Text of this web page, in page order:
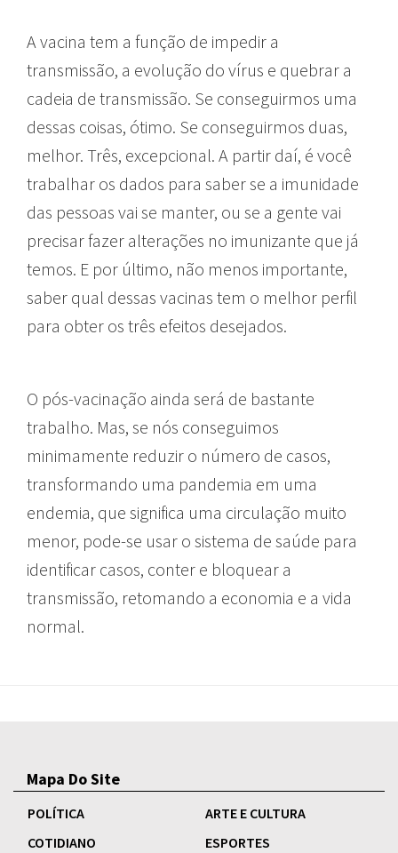
A vacina tem a função de impedir a
transmissão, a evolução do vírus e quebrar a
cadeia de transmissão. Se conseguirmos uma
dessas coisas, ótimo. Se conseguirmos duas,
melhor. Três, excepcional. A partir daí, é você
trabalhar os dados para saber se a imunidade
das pessoas vai se manter, ou se a gente vai
precisar fazer alterações no imunizante que já
temos. E por último, não menos importante,
saber qual dessas vacinas tem o melhor perfil
para obter os três efeitos desejados.
O pós-vacinação ainda será de bastante
trabalho. Mas, se nós conseguimos
minimamente reduzir o número de casos,
transformando uma pandemia em uma
endemia, que significa uma circulação muito
menor, pode-se usar o sistema de saúde para
identificar casos, conter e bloquear a
transmissão, retomando a economia e a vida
normal.
Mapa Do Site
POLÍTICA
ARTE E CULTURA
COTIDIANO
ESPORTES